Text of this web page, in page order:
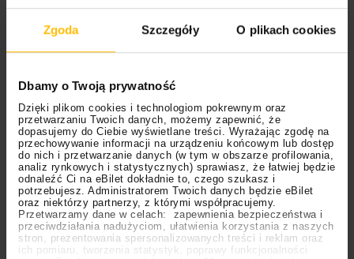
Zgoda Szczegóły O plikach cookies
Dbamy o Twoją prywatność
Dzięki plikom cookies i technologiom pokrewnym oraz
przetwarzaniu Twoich danych, możemy zapewnić, że
dopasujemy do Ciebie wyświetlane treści. Wyrażając zgodę na
przechowywanie informacji na urządzeniu końcowym lub dostęp
do nich i przetwarzanie danych (w tym w obszarze profilowania,
analiz rynkowych i statystycznych) sprawiasz, że łatwiej będzie
odnaleźć Ci na eBilet dokładnie to, czego szukasz i
potrzebujesz. Administratorem Twoich danych będzie eBilet
oraz niektórzy partnerzy, z którymi współpracujemy.
Przetwarzamy dane w celach: zapewnienia bezpieczeństwa i
przeciwdziałania nadużyciom, ułatwienia korzystania z naszych
stron, prezentowania spersonalizowanych treści i reklam oraz
ich pomiaru, tworzenia statystyk, poprawy funkcjonalności
Przykład: “Nietota” kolektywu Dream Adoption
Society w Teatrze Powszechnym im. Zygmunta
wykorzystywana jest zbiorowa, wirtualna
rzeczywistość oraz nowe technologie generowane w
czasie rzeczywistym. Dzięki wykorzystaniuvirtual
realitywidzowie mogą przebywać we współdzielonej
przez wszystkich, a zarazem doznawanej przez
każdego z osoba, rzeczywistości.
Teatr rozszerzonej rzeczywistości
Rozszerzona rzeczywistość nie jest tym samym, co